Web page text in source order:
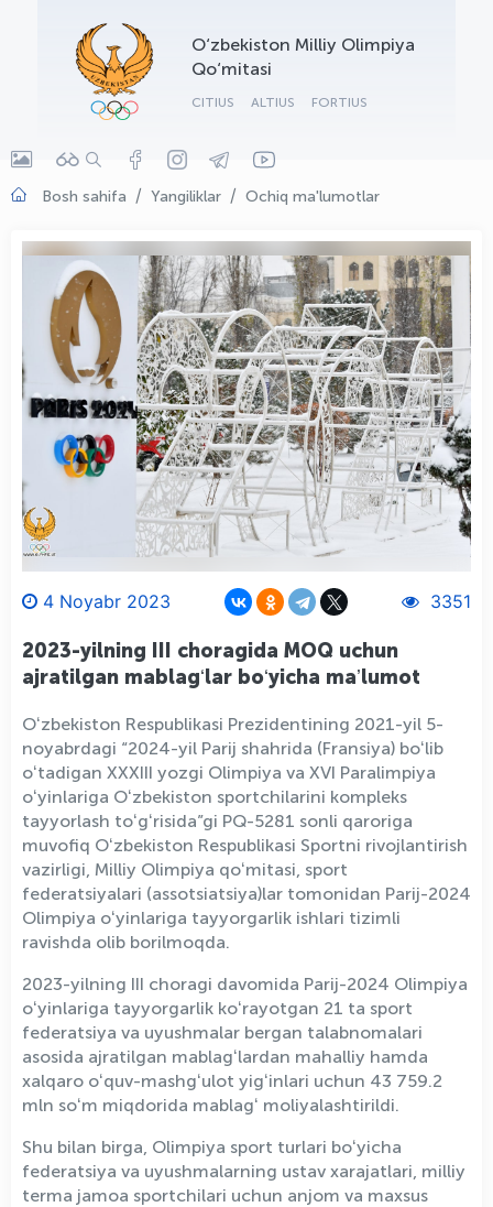
O‘zbekiston Milliy Olimpiya
Qo‘mitasi
CITIUS ALTIUS FORTIUS
Bosh sahifa Yangiliklar Ochiq ma'lumotlar
4 Noyabr 2023 3351
2023-yilning III choragida MOQ uchun
ajratilgan mablagʻlar boʻyicha maʼlumot
Oʻzbekiston Respublikasi Prezidentining 2021-yil 5-
noyabrdagi “2024-yil Parij shahrida (Fransiya) boʻlib
oʻtadigan XXXIII yozgi Olimpiya va XVI Paralimpiya
oʻyinlariga Oʻzbekiston sportchilarini kompleks
tayyorlash toʻgʻrisida”gi PQ-5281 sonli qaroriga
muvofiq Oʻzbekiston Respublikasi Sportni rivojlantirish
vazirligi, Milliy Olimpiya qoʻmitasi, sport
federatsiyalari (assotsiatsiya)lar tomonidan Parij-2024
Olimpiya oʻyinlariga tayyorgarlik ishlari tizimli
ravishda olib borilmoqda.
2023-yilning III choragi davomida Parij-2024 Olimpiya
oʻyinlariga tayyorgarlik koʻrayotgan 21 ta sport
federatsiya va uyushmalar bergan talabnomalari
asosida ajratilgan mablagʻlardan mahalliy hamda
xalqaro oʻquv-mashgʻulot yigʻinlari uchun 43 759.2
mln soʻm miqdorida mablagʻ moliyalashtirildi.
Shu bilan birga, Olimpiya sport turlari boʻyicha
federatsiya va uyushmalarning ustav xarajatlari, milliy
terma jamoa sportchilari uchun anjom va maxsus
OLYMPCHIK AI - yordamchi
Onlayn · olympic.uz